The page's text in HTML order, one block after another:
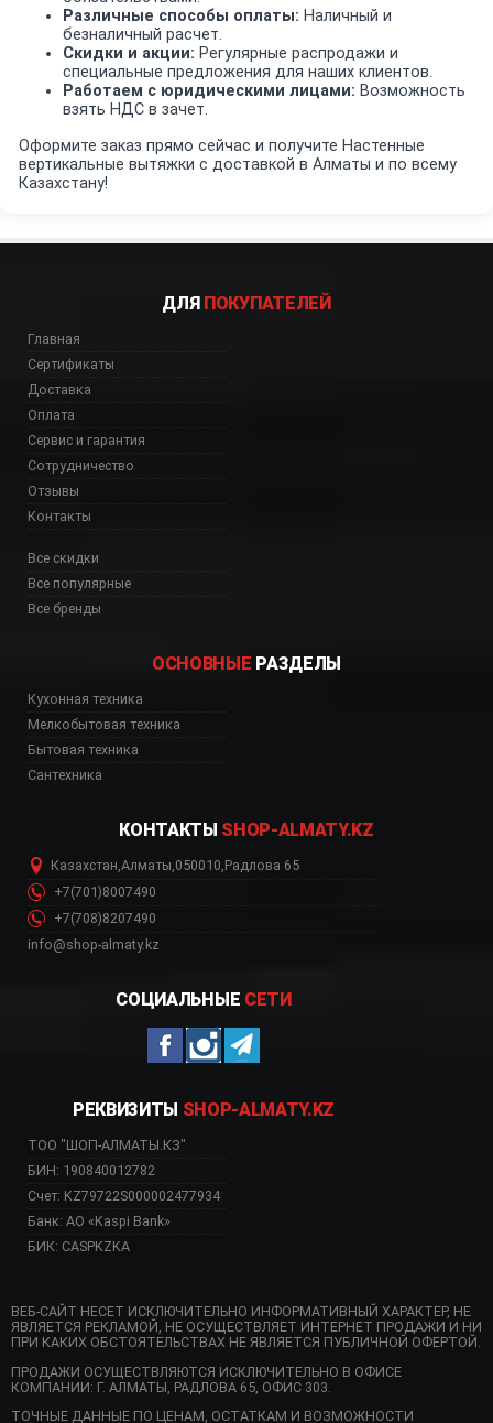
Различные способы оплаты: Наличный и
безналичный расчет.
Скидки и акции: Регулярные распродажи и
специальные предложения для наших клиентов.
Работаем с юридическими лицами: Возможность
взять НДС в зачет.
Оформите заказ прямо сейчас и получите Настенные
вертикальные вытяжки с доставкой в Алматы и по всему
Казахстану!
ДЛЯ ПОКУПАТЕЛЕЙ
Главная
Сертификаты
Доставка
Оплата
Сервис и гарантия
Сотрудничество
Отзывы
Контакты
Все скидки
Все популярные
Все бренды
ОСНОВНЫЕ РАЗДЕЛЫ
Кухонная техника
Мелкобытовая техника
Бытовая техника
Сантехника
КОНТАКТЫ SHOP-ALMATY.KZ
Казахстан,Алматы,050010,Радлова 65
+7(701)8007490
+7(708)8207490
info@shop-almaty.kz
СОЦИАЛЬНЫЕ СЕТИ
РЕКВИЗИТЫ SHOP-ALMATY.KZ
ТОО "ШОП-АЛМАТЫ.КЗ"
БИН: 190840012782
Счет: KZ79722S000002477934
Банк: АО «Kaspi Bank»
БИК: CASPKZKA
ВЕБ-САЙТ НЕСЕТ ИСКЛЮЧИТЕЛЬНО ИНФОРМАТИВНЫЙ ХАРАКТЕР, НЕ
ЯВЛЯЕТСЯ РЕКЛАМОЙ, НЕ ОСУЩЕСТВЛЯЕТ ИНТЕРНЕТ ПРОДАЖИ И НИ
ПРИ КАКИХ ОБСТОЯТЕЛЬСТВАХ НЕ ЯВЛЯЕТСЯ ПУБЛИЧНОЙ ОФЕРТОЙ.
ПРОДАЖИ ОСУЩЕСТВЛЯЮТСЯ ИСКЛЮЧИТЕЛЬНО В ОФИСЕ
КОМПАНИИ: Г. АЛМАТЫ, РАДЛОВА 65, ОФИС 303.
ТОЧНЫЕ ДАННЫЕ ПО ЦЕНАМ, ОСТАТКАМ И ВОЗМОЖНОСТИ